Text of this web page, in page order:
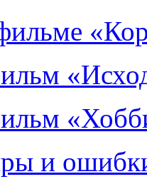
и